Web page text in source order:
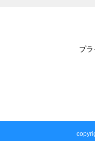
プ